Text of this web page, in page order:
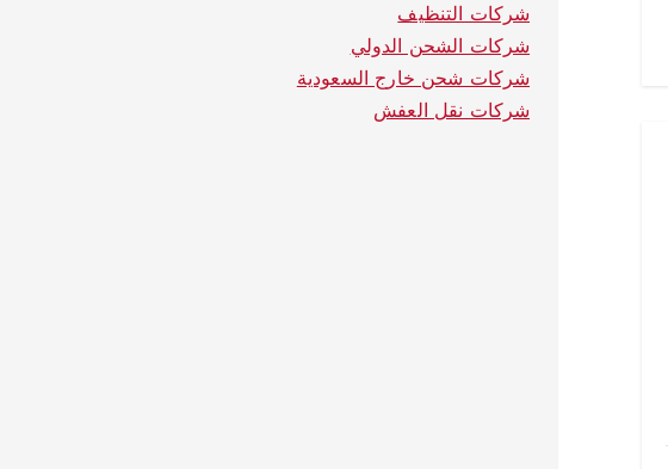
شركات التنظيف
شركات الشحن الدولي
شركات شحن خارج السعودية
شركات نقل العفش